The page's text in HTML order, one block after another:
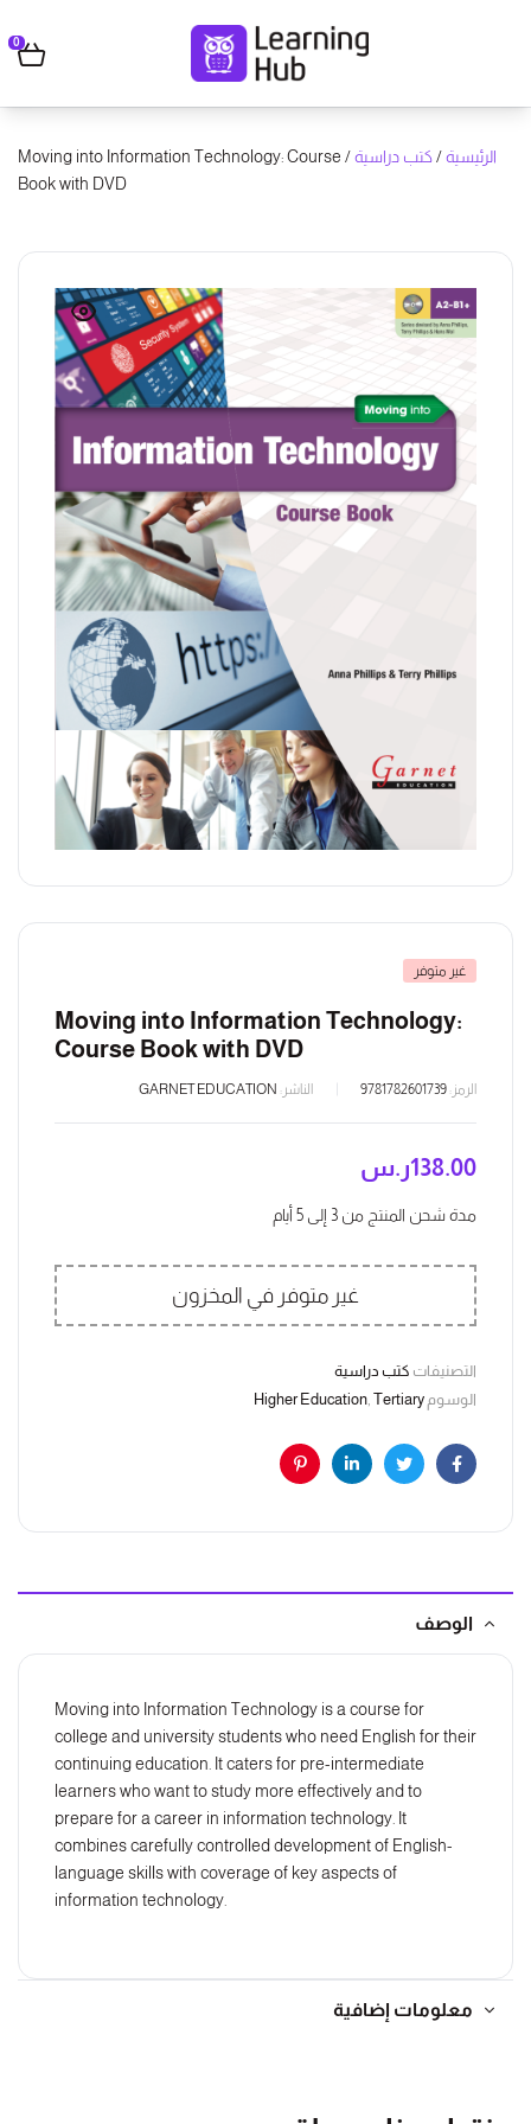
0
الرئيسية/كتب دراسية
/ Moving into Information Technology: Course
Book with DVD
غير متوفر
Moving into Information Technology:
Course Book with DVD
الرمز: 9781782601739 الناشر: GARNET EDUCATION
ر.س138.00
مدة شحن المنتج من 3 إلى 5 أيام
غير متوفر في المخزون
التصنيفات كتب دراسية
الوسوم
Higher Education Tertiary
Facebook
Twitter
Linkedin
Pinterest
الوصف
Moving into Information Technology is a course for
college and university students who need English for their
continuing education. It caters for pre-intermediate
learners who want to study more effectively and to
prepare for a career in information technology. It
combines carefully controlled development of English-
language skills with coverage of key aspects of
information technology.
معلومات إضافية